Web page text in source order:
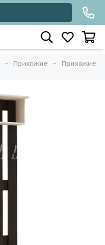
Прихожие
Прихожие